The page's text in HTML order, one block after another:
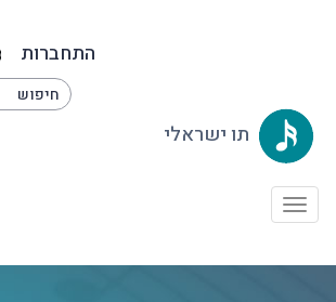
התחברות
תו ישראלי
Toggle